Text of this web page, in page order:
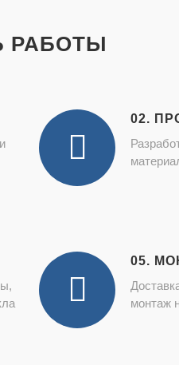
РАБОТЫ
02.
05.
монтаж